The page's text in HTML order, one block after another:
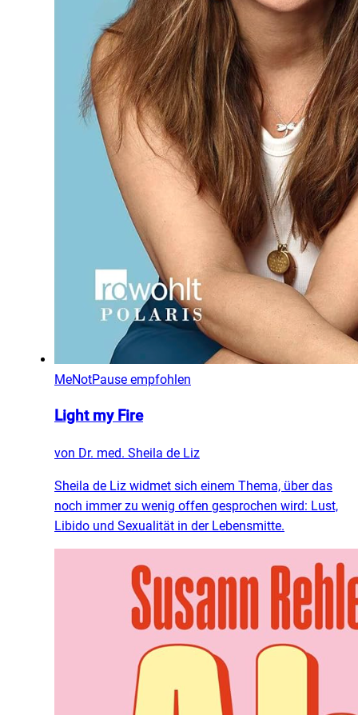
MeNotPause empfohlen
Light my Fire
von Dr. med. Sheila de Liz
Sheila de Liz widmet sich einem Thema, über das
noch immer zu wenig offen gesprochen wird: Lust,
Libido und Sexualität in der Lebensmitte.